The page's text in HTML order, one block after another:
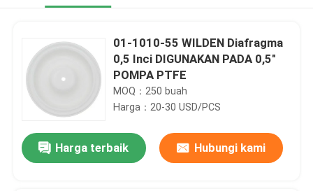
01-1010-55 WILDEN Diafragma
0,5 Inci DIGUNAKAN PADA 0,5"
POMPA PTFE
MOQ：250 buah
Harga：20-30 USD/PCS
Harga terbaik Hubungi kami